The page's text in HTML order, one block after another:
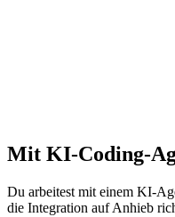
Mit KI-Coding-
Du arbeitest mit einem KI-
die Integration auf Anhieb